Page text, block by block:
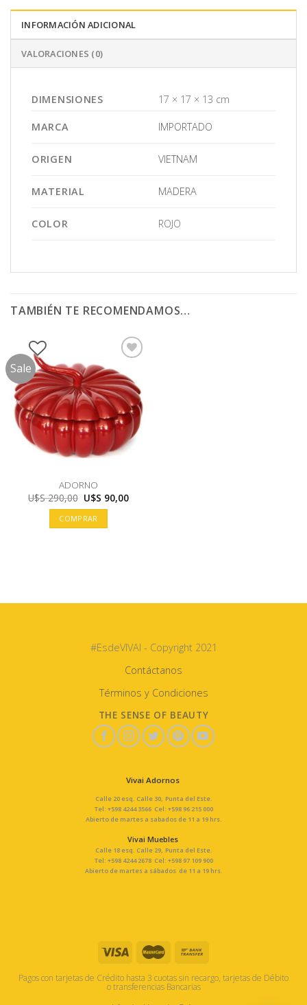
INFORMACIÓN ADICIONAL
VALORACIONES (0)
DIMENSIONES 17 × 17 × 13 cm
MARCA IMPORTADO
ORIGEN VIETNAM
MATERIAL MADERA
COLOR ROJO
TAMBIÉN TE RECOMENDAMOS…
Sale
ADORNO
U$S290,00 El
precio
original
era:
U$S
U$S 90,00El
COMPRAR
#EsdeVIVAI - Copyright 2021
Contáctanos
Términos y Condiciones
THE SENSE OF BEAUTY
Vivai Adornos
Calle 20 esq. Calle 30, Punta del Este.
Tel: +598 4244 3566 Cel: +598 96 215 000
Abierto de martes a sabados de 11 a 19 hrs.
Vivai Muebles
Calle 18 esq. Calle 29, Punta del Este.
Tel: +598 4244 2678 Cel: +598 97 109 900
Abierto de martes a sábados de 11 a 19 hrs.
Pagos con tarjetas de Crédito hasta 3 cuotas sin recargo, tarjetas de Débito
o transferencias Bancarias